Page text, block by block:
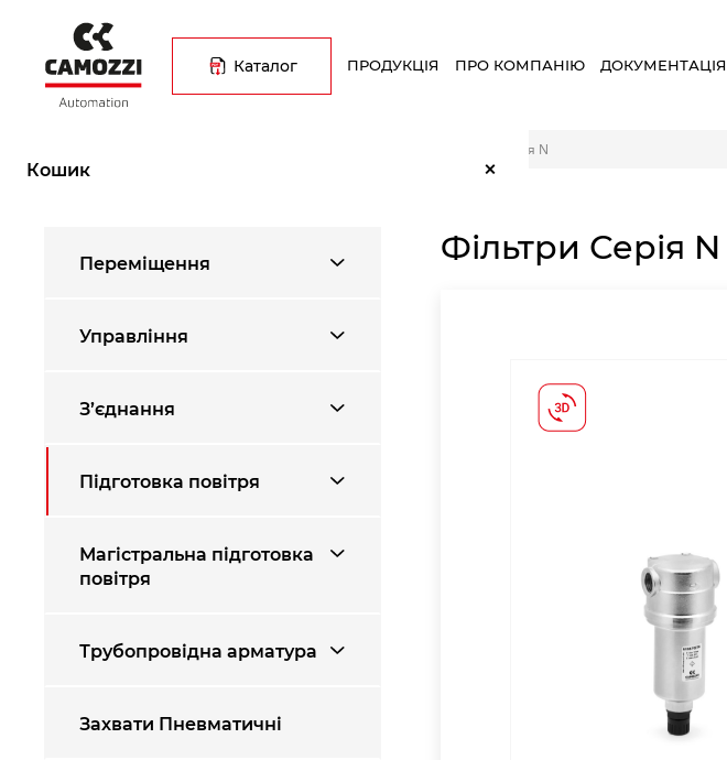
основного
вмісту
Каталог ПРОДУКЦІЯ ПРО КОМПАНІЮ ДОКУМЕНТАЦІЯ
Кошик ×
навіґації
Фільтри Серія N
Переміщення
Управління
З’єднання
Підготовка повітря
Магістральна підготовка
повітря
Трубопровідна арматура
Захвати Пневматичні
Фільтри Серія N